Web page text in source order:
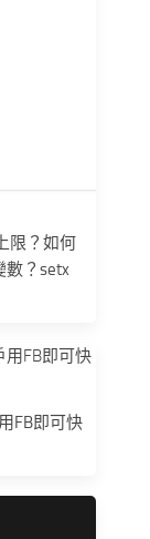
限？如何
數？setx
FB即可快